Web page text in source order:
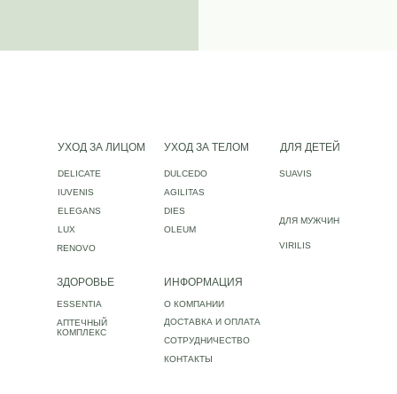
УХОД ЗА ЛИЦОМ УХОД ЗА ТЕЛОМ ДЛЯ ДЕТЕЙ
ЗДОРОВЬЕ ИНФОРМАЦИЯ
ДЛЯ МУЖЧИН
IUVENIS
AGILITAS
ELEGANS
LUX
DIES
DELICATE DULCEDO SUAVIS
О КОМПАНИИ
ДОСТАВКА И ОПЛАТА
СОТРУДНИЧЕСТВО
КОНТАКТЫ
VIRILIS
АПТЕЧНЫЙ
КОМПЛЕКС
ESSENTIA
RENOVO
OLEUM